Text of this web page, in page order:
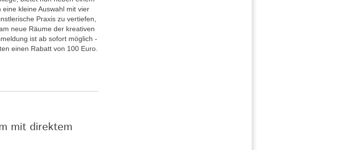
kleine Auswahl mit vier
Praxis zu vertiefen,
neue Räume der kreativen
ist ab sofort möglich -
einen Rabatt von 100 Euro.
mit direktem